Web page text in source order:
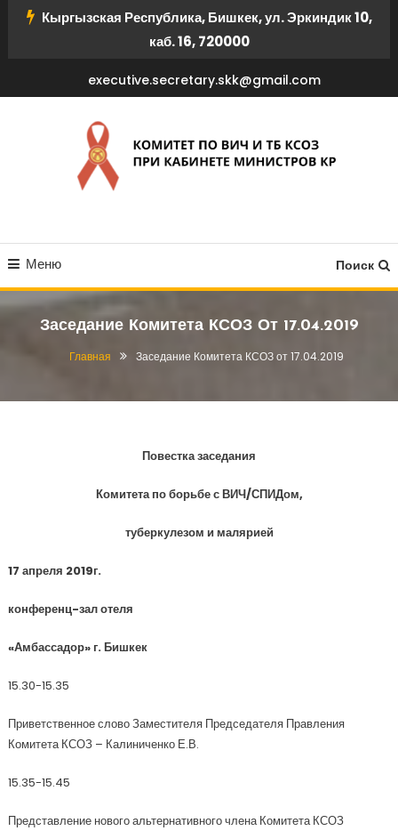
ПерейтиКыргызская Республика, Бишкек, ул. Эркиндик 10,
каб. 16, 720000
executive.secretary.skk@gmail.com
КСОЗ ПРИ КАБИНЕТЕ
МИНИСТРОВ КР
Меню Поиск
Заседание Комитета КСОЗ От 17.04.2019
Главная Заседание Комитета КСОЗ от 17.04.2019
Повестка заседания
Комитета по борьбе с ВИЧ/СПИДом,
туберкулезом и малярией
17 апреля 2019г.
конференц-зал отеля
«Амбассадор» г. Бишкек
15.30-15.35
Приветственное слово Заместителя Председателя Правления
Комитета КСОЗ – Калиниченко Е.В.
15.35-15.45
Представление нового альтернативного члена Комитета КСОЗ